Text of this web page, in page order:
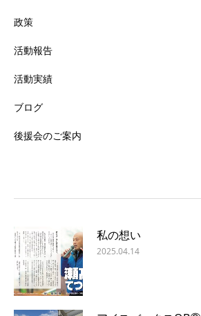
政策
活動報告
活動実績
ブログ
後援会のご案内
私の想い
2025.04.14